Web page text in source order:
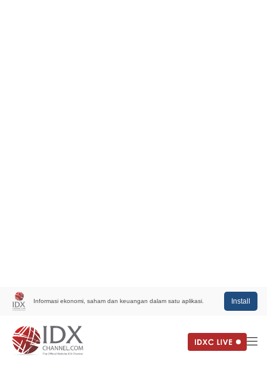
Informasi ekonomi, saham dan keuangan dalam satu aplikasi. Install